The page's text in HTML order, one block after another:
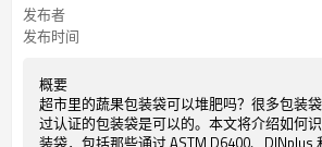
发布者
发布时间
概要
超市里的蔬果包装袋可以堆肥吗？很多包装
过认证的包装袋是可以的。本文将介绍如何
装袋，包括那些通过 ASTM D6400、DINplus